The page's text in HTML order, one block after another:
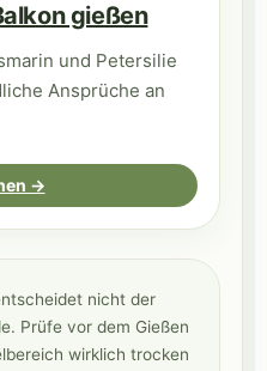
gießen
und Petersilie
Ansprüche an
→
nicht der
Prüfe vor dem Gießen
wirklich trocken